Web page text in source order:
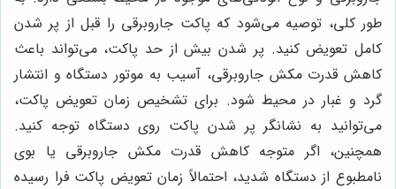
طور کلی، توصیه می‌شود که پاکت جاروبرقی را قبل از پر شدن
کامل تعویض کنید. پر شدن بیش از حد پاکت، می‌تواند باعث
کاهش قدرت مکش جاروبرقی، آسیب به موتور دستگاه و انتشار
گرد و غبار در محیط شود. برای تشخیص زمان تعویض پاکت،
می‌توانید به نشانگر پر شدن پاکت روی دستگاه توجه کنید.
همچنین، اگر متوجه کاهش قدرت مکش جاروبرقی یا بوی
نامطبوع از دستگاه شدید، احتمالاً زمان تعویض پاکت فرا رسیده